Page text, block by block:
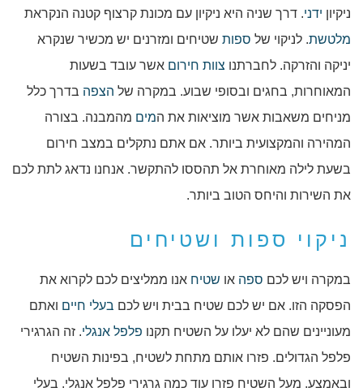
ניקיון ידני. דרך שניה היא ניקיון עם מכונת קרצוף קטנה הנקראת
מלטשת. לניקוי של ספות שטיחים ומזרנים יש מכשיר שנקרא
יניקה והזרקה. לחברתנו צוות חירום אשר עובד בשעות
המאוחרות, בחגים ובסופי שבוע. במקרה של הצפה בדרך כלל
מניחים משאבות אשר מוציאות את המים מהמבנה. בצורה
המהירה והמקצועית ביותר. אם אתם נתקלים במצב חירום
בשעת לילה מאוחרת אל תהססו להתקשר. אנחנו נדאג לתת לכם
את השירות והיחס הטוב ביותר.
ניקוי ספות ושטיחים
במקרה ויש לכם ספה או שטיח אנו ממליצים לכם לקרוא את
הפסקה הזו. אם יש לכם שטיח בבית ויש לכם בעלי חיים ואתם
מעוניינים שהם לא יעלו על השטיח תקנו פלפל אנגלי. זה הגרגירי
פלפל הגדולים. פזרו אותם מתחת לשטיח, בפינות השטיח
ובאמצע. מעל השטיח פזרו עוד כמה גרגירי פלפל אנגלי. בעלי